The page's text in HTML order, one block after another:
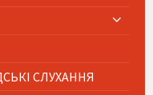
СЛУХАННЯ